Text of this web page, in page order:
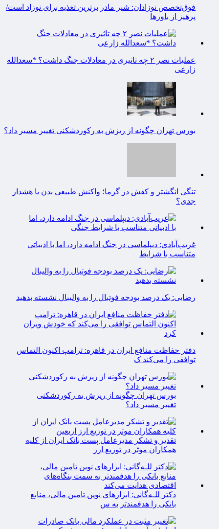
فوق‌تخصص نوزادان: شیر مادر برترین تغذیه برای نوزاد است/
پرهیز از باورها
عملیات نصر ۲ چه تاثیری در معادلات جنگ داشت؟ *سعدالله
زارعی
بورس تهران چگونه از ریزش به رکوردشکنی تغییر مسیر داد؟
تنگی انگشتر و کفش در گرما؛ واکنش طبیعی بدن یا هشدار
جدی؟
غریب‌آبادی: دیپلماسی در جنگ ادامه دارد، اما با ادبیاتی
متناسب با شرایط
رضایی: یک درصد بودجه فوتبال را به والیبال نشسته بدهید
دفتر حفاظت منافع ایران در قاهره: ترامپ اکنون التماس
توافقی را می‌کند ک
بورس تهران چگونه از ریزش به رکوردشکنی
تغییر مسیر داد؟
تقدیر و تشکر مدیرعامل پست بانک ایران از کلیه
همکاران موثر در توزیع ارز
دکتر للـه‌گانی: ابزارهای نوین تامین مالی، منابع
بانکی را هدفمندتر به س